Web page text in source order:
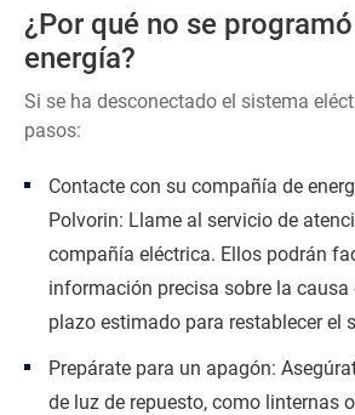
¿Por qué no se
energía?
Si se ha desconectado el sistema
pasos:
Contacte con su compañía de
Polvorin: Llame al servicio de
compañía eléctrica. Ellos podrán
información precisa sobre la causa
plazo estimado para restablecer el
Prepárate para un apagón:
de luz de repuesto, como linternas